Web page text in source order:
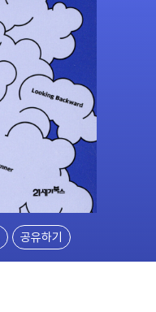
공유하기